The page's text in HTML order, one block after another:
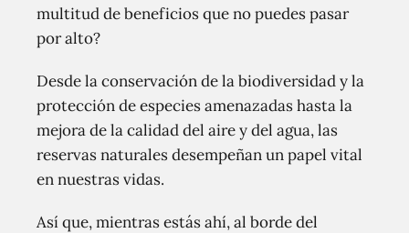
multitud de beneficios que no puedes pasar
por alto?
Desde la conservación de la biodiversidad y la
protección de especies amenazadas hasta la
mejora de la calidad del aire y del agua, las
reservas naturales desempeñan un papel vital
en nuestras vidas.
Así que, mientras estás ahí, al borde del